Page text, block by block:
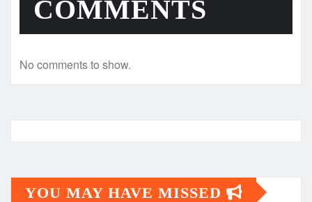
COMMENTS
No comments to show.
YOU MAY HAVE MISSED